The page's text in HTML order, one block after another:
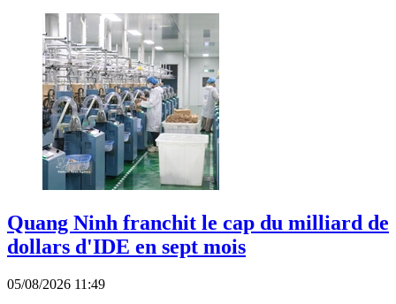
Quang Ninh franchit le cap du milliard de
dollars d'IDE en sept mois
05/08/2026 11:49